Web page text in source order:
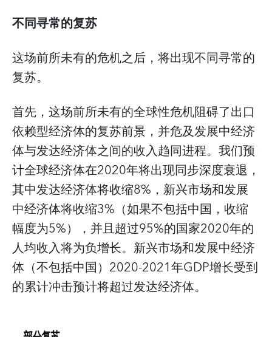
不同寻常的复苏
这场前所未有的危机之后，将出现不同寻常的
复苏。
首先，这场前所未有的全球性危机阻碍了出口
依赖型经济体的复苏前景，并危及发展中经济
体与发达经济体之间的收入趋同进程。我们预
计全球经济体在2020年将出现同步深度衰退，
其中发达经济体将收缩8%，新兴市场和发展
中经济体将收缩3%（如果不包括中国，收缩
幅度为5%），并且超过95%的国家2020年的
人均收入将为负增长。新兴市场和发展中经济
体（不包括中国）2020-2021年GDP增长受到
的累计冲击预计将超过发达经济体。